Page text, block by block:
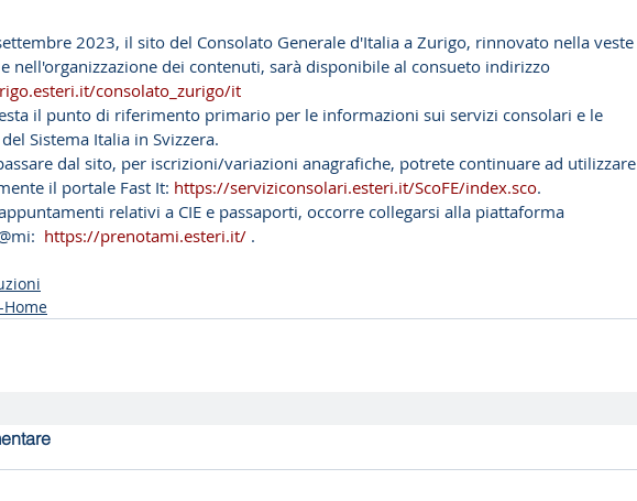
2023, il sito del Consolato Generale d'Italia a Zurigo, rinnovato nella veste
nell'organizzazione dei contenuti, sarà disponibile al consueto indirizzo
consolato_zurigo/it
il punto di riferimento primario per le informazioni sui servizi consolari e le
Sistema Italia in Svizzera.
dal sito, per iscrizioni/variazioni anagrafiche, potrete continuare ad utilizzare
il portale Fast It: https://serviziconsolari.esteri.it/ScoFE/index.sco.
relativi a CIE e passaporti, occorre collegarsi alla piattaforma
https://prenotami.esteri.it/ .